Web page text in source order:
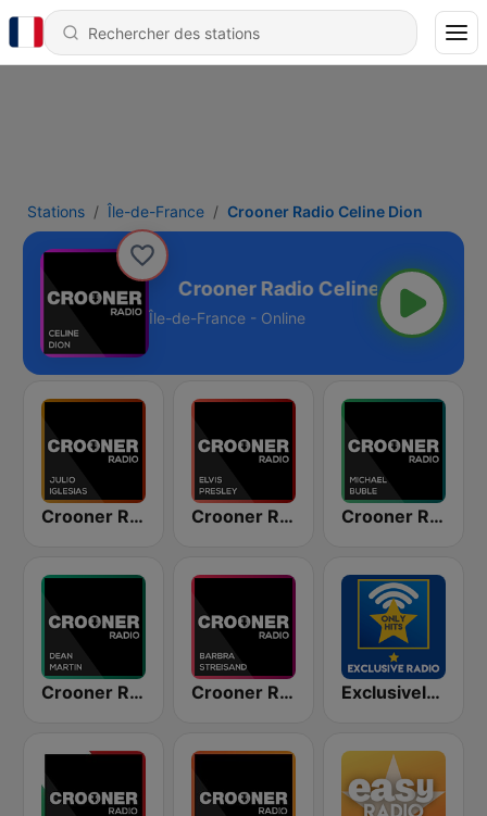
Stations Île-de-France Crooner Radio Celine Dion
Celine Dion
Île-de-France - Online
Crooner Radio Julio Iglesias Crooner Radio Elvis Presley Crooner Radio Michael Bublé
Crooner Radio Dean Martin Crooner Radio Barbra Streisand Exclusively Frank Sinatra - HITS